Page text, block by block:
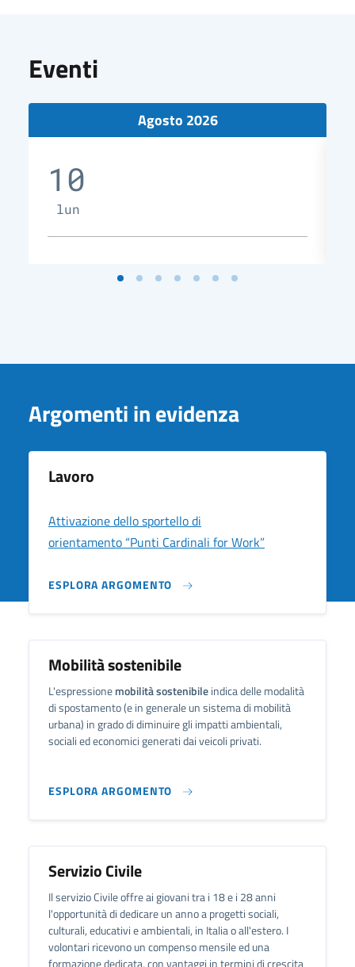
Eventi
Agosto 2026
10
lun
Argomenti in evidenza
Lavoro
Attivazione dello sportello di
orientamento “Punti Cardinali for Work”
ESPLORA ARGOMENTO
Mobilità sostenibile
L'espressionemobilità sostenibileindica delle modalità
di spostamento (e in generale un sistema di mobilità
urbana) in grado di diminuire gli impatti ambientali,
sociali ed economici generati dai veicoli privati.
ESPLORA ARGOMENTO
Servizio Civile
Il servizio Civile offre ai giovani tra i 18 e i 28 anni
l'opportunità di dedicare un anno a progetti sociali,
culturali, educativi e ambientali, in Italia o all'estero. I
volontari ricevono un compenso mensile ed una